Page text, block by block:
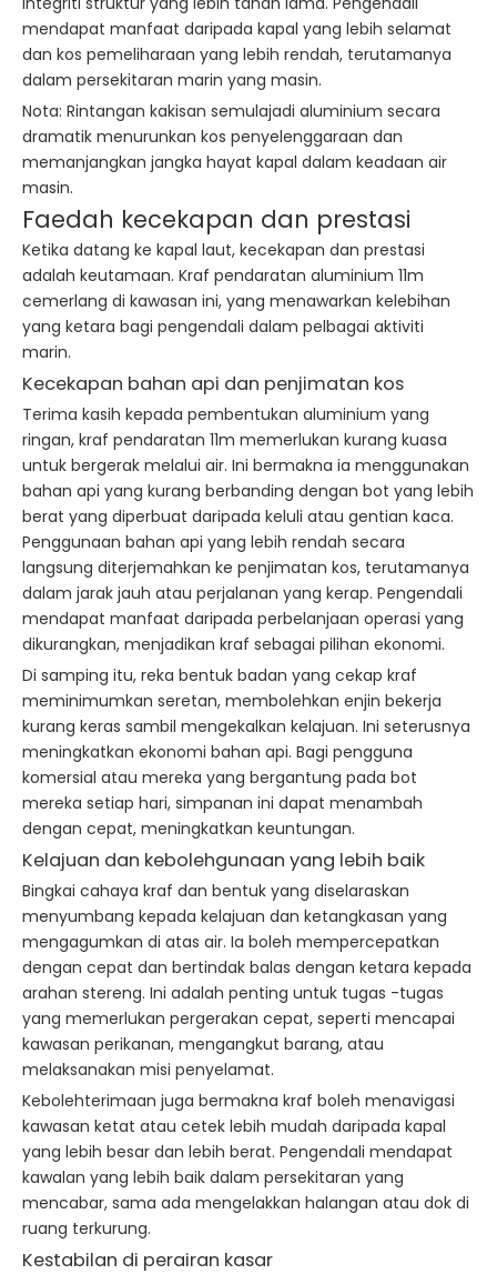
mendapat manfaat daripada kapal yang lebih selamat
dan kos pemeliharaan yang lebih rendah, terutamanya
dalam persekitaran marin yang masin.
Nota: Rintangan kakisan semulajadi aluminium secara
dramatik menurunkan kos penyelenggaraan dan
memanjangkan jangka hayat kapal dalam keadaan air
masin.
Faedah kecekapan dan prestasi
Ketika datang ke kapal laut, kecekapan dan prestasi
adalah keutamaan. Kraf pendaratan aluminium 11m
cemerlang di kawasan ini, yang menawarkan kelebihan
yang ketara bagi pengendali dalam pelbagai aktiviti
marin.
Kecekapan bahan api dan penjimatan kos
Terima kasih kepada pembentukan aluminium yang
ringan, kraf pendaratan 11m memerlukan kurang kuasa
untuk bergerak melalui air. Ini bermakna ia menggunakan
bahan api yang kurang berbanding dengan bot yang lebih
berat yang diperbuat daripada keluli atau gentian kaca.
Penggunaan bahan api yang lebih rendah secara
langsung diterjemahkan ke penjimatan kos, terutamanya
dalam jarak jauh atau perjalanan yang kerap. Pengendali
mendapat manfaat daripada perbelanjaan operasi yang
dikurangkan, menjadikan kraf sebagai pilihan ekonomi.
Di samping itu, reka bentuk badan yang cekap kraf
meminimumkan seretan, membolehkan enjin bekerja
kurang keras sambil mengekalkan kelajuan. Ini seterusnya
meningkatkan ekonomi bahan api. Bagi pengguna
komersial atau mereka yang bergantung pada bot
mereka setiap hari, simpanan ini dapat menambah
dengan cepat, meningkatkan keuntungan.
Kelajuan dan kebolehgunaan yang lebih baik
Bingkai cahaya kraf dan bentuk yang diselaraskan
menyumbang kepada kelajuan dan ketangkasan yang
mengagumkan di atas air. Ia boleh mempercepatkan
dengan cepat dan bertindak balas dengan ketara kepada
arahan stereng. Ini adalah penting untuk tugas -tugas
yang memerlukan pergerakan cepat, seperti mencapai
kawasan perikanan, mengangkut barang, atau
melaksanakan misi penyelamat.
Kebolehterimaan juga bermakna kraf boleh menavigasi
kawasan ketat atau cetek lebih mudah daripada kapal
yang lebih besar dan lebih berat. Pengendali mendapat
kawalan yang lebih baik dalam persekitaran yang
mencabar, sama ada mengelakkan halangan atau dok di
ruang terkurung.
Kestabilan di perairan kasar